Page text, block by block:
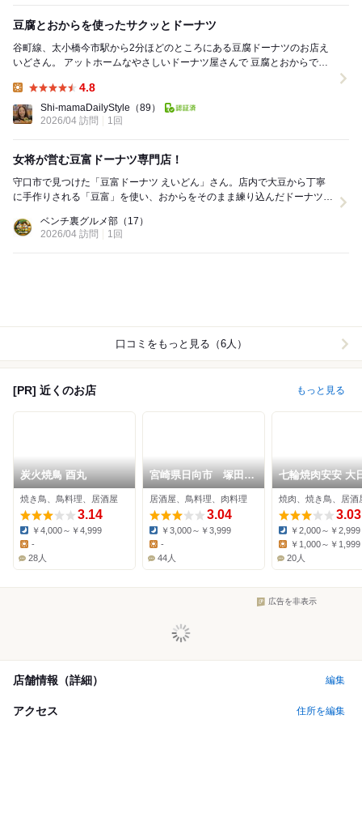
豆腐とおからを使ったサクッとドーナツ
谷町線、太小橋今市駅から2分ほどのところにある豆腐ドーナツのお店え
いどさん。 アットホームなやさしいドーナツ屋さんで 豆腐とおからで作
4.8
Shi-mamaDailyStyle （89）
2026/04 訪問
1回
女将が営む豆富ドーナツ専門店！
守口市で見つけた「豆富ドーナツ えいどん」さん。店内で大豆から丁寧
に手作りされる「豆富」を使い、おからをそのまま練り込んだドーナツ
ベンチ裏グルメ部 （17）
2026/04 訪問
1回
口コミをもっと見る（6人）
[PR] 近くのお店 もっと見る
炭火焼鳥 酉丸
焼き鳥、鳥料理、居酒屋
3.14
Dinner:
￥4,000～￥4,999
Lunch:
-
28人
宮崎県日向市 塚田農
場 京阪守口店
居酒屋、鳥料理、肉料理
3.04
Dinner:
￥3,000～￥3,999
Lunch:
-
44人
七輪焼肉安安 大
焼肉、焼き鳥、居酒
3.03
Dinner:
￥2,000～￥2,999
Lunch:
￥1,000～￥1,999
20人
広告を非表示
店舗情報（詳細） 編集
アクセス 住所を編集